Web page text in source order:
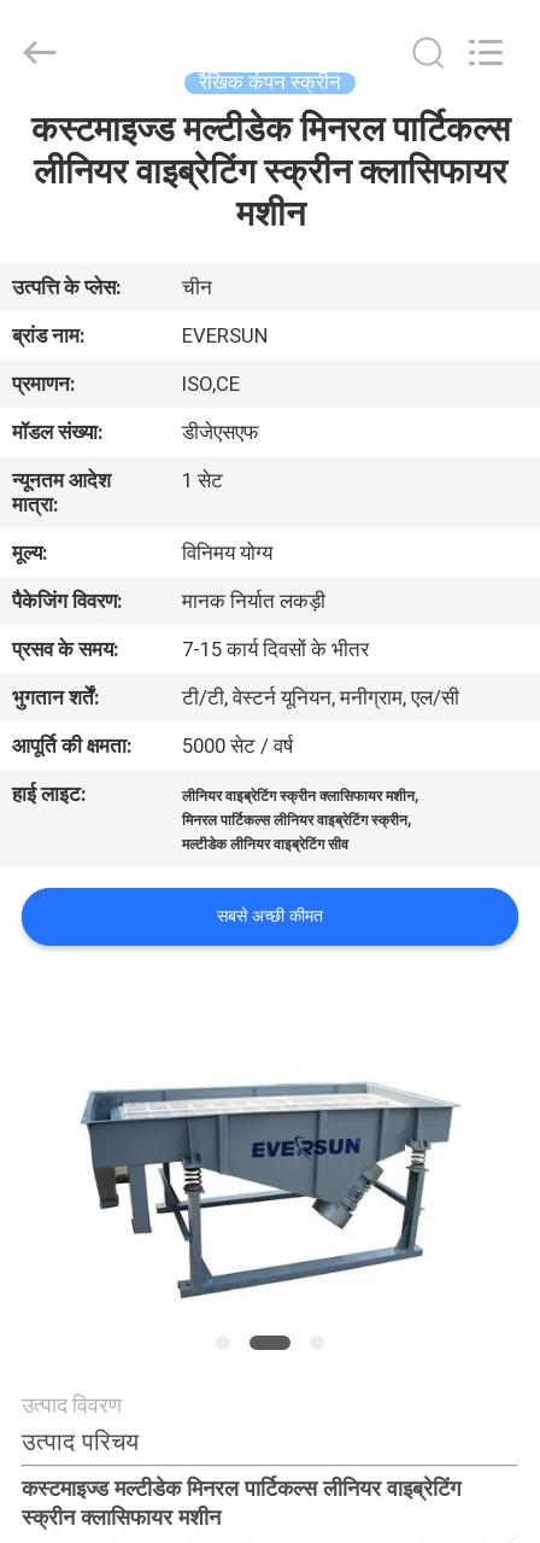
घर
वीआर
दिखाएँ
हमारे
बारे
में
कारखाना
भ्रमण
गुणवत्ता
नियंत्रण
संपर्क
एक
रैखिक कंपन स्क्रीन
कस्टमाइज्ड मल्टीडेक मिनरल पार्टिकल्स
लीनियर वाइब्रेटिंग स्क्रीन क्लासिफायर
मशीन
उत्पत्ति के प्लेस:
चीन
ब्रांड नाम:
EVERSUN
प्रमाणन:
ISO,CE
मॉडल संख्या:
डीजेएसएफ
न्यूनतम आदेश
मात्रा:
1 सेट
मूल्य:
विनिमय योग्य
पैकेजिंग विवरण:
मानक निर्यात लकड़ी
प्रसव के समय:
7-15 कार्य दिवसों के भीतर
भुगतान शर्तें:
टी/टी, वेस्टर्न यूनियन, मनीग्राम, एल/सी
आपूर्ति की क्षमता:
5000 सेट / वर्ष
हाई लाइट:
लीनियर वाइब्रेटिंग स्क्रीन क्लासिफायर मशीन,
मिनरल पार्टिकल्स लीनियर वाइब्रेटिंग स्क्रीन,
मल्टीडेक लीनियर वाइब्रेटिंग सीव
सबसे अच्छी कीमत
उत्पाद विवरण
उत्पाद परिचय
कस्टमाइज्ड मल्टीडेक मिनरल पार्टिकल्स लीनियर वाइब्रेटिंग
स्क्रीन क्लासिफायर मशीन